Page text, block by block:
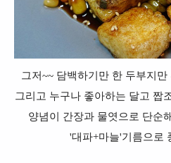
그저~~ 담백하기만 한 두부지만
그리고 누구나 좋아하는 달고 짭
양념이 간장과 물엿으로 단순
'대파+마늘'기름으로